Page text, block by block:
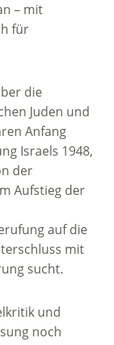
– mit
für
die
Juden und
Anfang
Israels 1948,
der
Aufstieg der
auf die
mit
sucht.
und
noch